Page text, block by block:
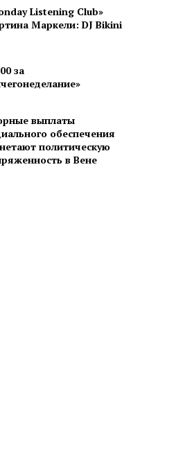
Listening Club»
Маркели: DJ Bikini
за
выплаты
обеспечения
политическую
в Вене